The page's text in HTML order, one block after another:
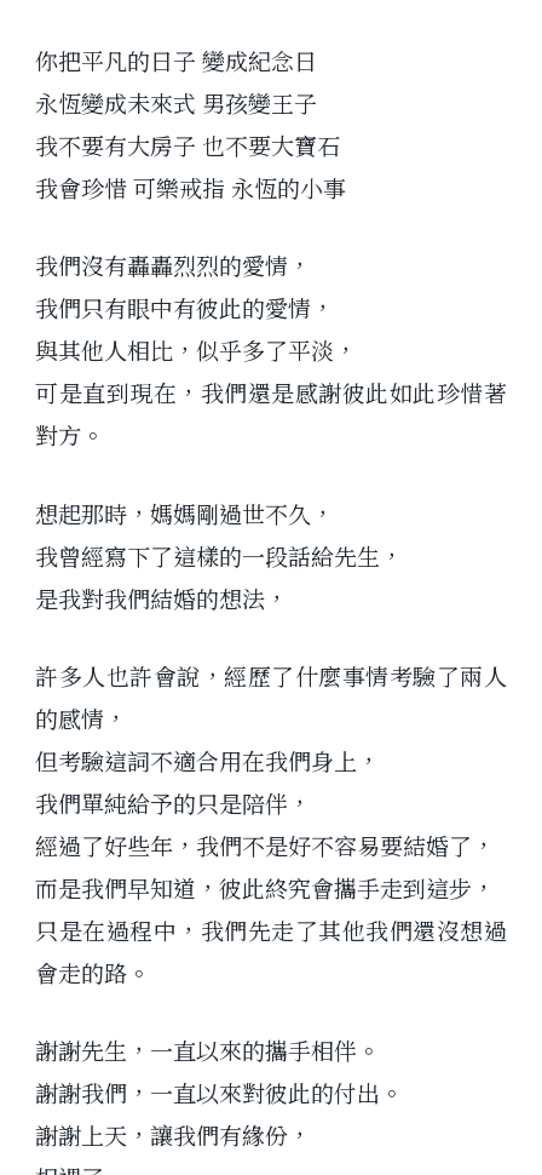
你把平凡的日子 變成紀念日
永恆變成未來式 男孩變王子
我不要有大房子 也不要大寶石
我會珍惜 可樂戒指 永恆的小事
我們沒有轟轟烈烈的愛情，
我們只有眼中有彼此的愛情，
與其他人相比，似乎多了平淡，
可是直到現在，我們還是感謝彼此如此珍惜著
對方。
想起那時，媽媽剛過世不久，
我曾經寫下了這樣的一段話給先生，
是我對我們結婚的想法，
許多人也許會說，經歷了什麼事情考驗了兩人
的感情，
但考驗這詞不適合用在我們身上，
我們單純給予的只是陪伴，
經過了好些年，我們不是好不容易要結婚了，
而是我們早知道，彼此終究會攜手走到這步，
只是在過程中，我們先走了其他我們還沒想過
會走的路。
謝謝先生，一直以來的攜手相伴。
謝謝我們，一直以來對彼此的付出。
謝謝上天，讓我們有緣份，